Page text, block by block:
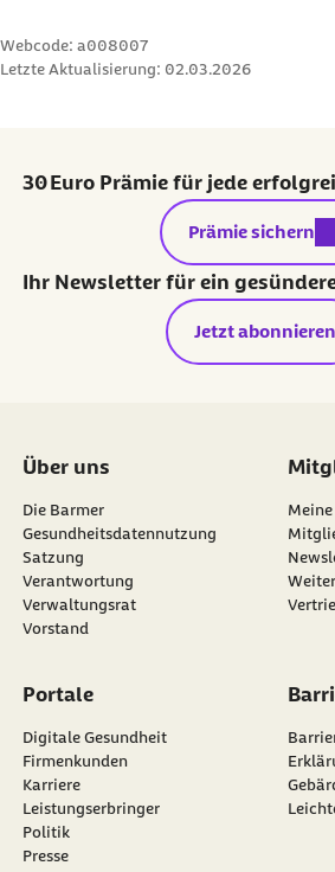
Webcode: a008007
Letzte Aktualisierung: 02.03.2026
30 Euro Prämie für jede
externer Link:
Prämie sichern
Ihr Newsletter für ein
Jetzt abonnieren
Über uns
Die Barmer
Gesundheitsdatennutzung
Satzung
Verantwortung
Verwaltungsrat
Vorstand
Portale
Digitale Gesundheit
Firmenkunden
Karriere
Leistungserbringer
Politik
Presse